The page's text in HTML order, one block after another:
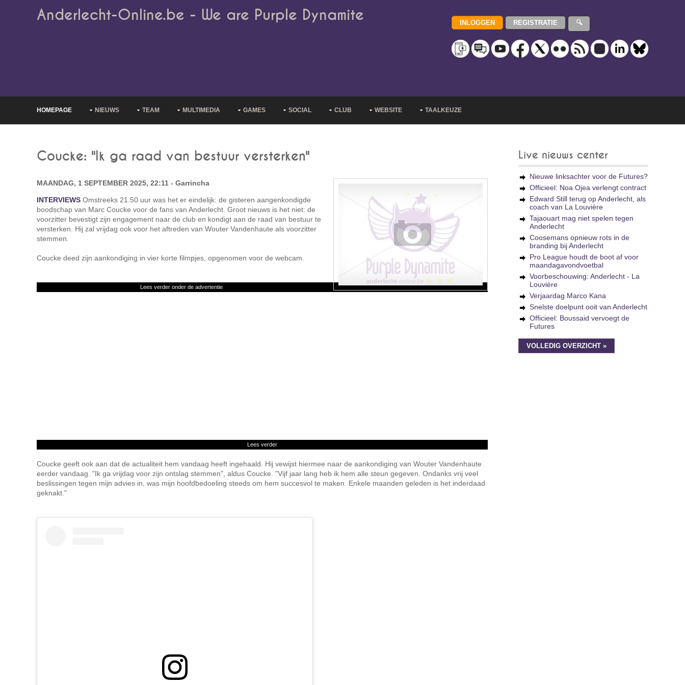
Anderlecht-Online.be - We are Purple Dynamite
HOMEPAGE NIEUWS TEAM MULTIMEDIA GAMES SOCIAL CLUB WEBSITE TAALKEUZE
Coucke: "Ik ga raad van bestuur versterken"
MAANDAG, 1 SEPTEMBER 2025, 22:11 - Garrincha
INTERVIEWS Omstreeks 21.50 uur was het er eindelijk: de gisteren aangenkondigde
boodschap van Marc Coucke voor de fans van Anderlecht. Groot nieuws is het niet: de
voorzitter bevestigt zijn engagement naar de club en kondigt aan de raad van bestuur te
versterken. Hij zal vrijdag ook voor het aftreden van Wouter Vandenhaute als voorzitter
stemmen.
Coucke deed zijn aankondiging in vier korte filmpjes, opgenomen voor de webcam.
Lees verder onder de advertentie
Lees verder
Coucke geeft ook aan dat de actualiteit hem vandaag heeft ingehaald. Hij vewijst hiermee naar de aankondiging van Wouter Vandenhaute
eerder vandaag. "Ik ga vrijdag voor zijn ontslag stemmen", aldus Coucke. "Vijf jaar lang heb ik hem alle steun gegeven. Ondanks vrij veel
beslissingen tegen mijn advies in, was mijn hoofdbedoeling steeds om hem succesvol te maken. Enkele maanden geleden is het inderdaad
geknakt."
Live nieuws center
Nieuwe linksachter voor de Futures?
Officieel: Noa Ojea verlengt contract
Edward Still terug op Anderlecht, als
coach van La Louvière
Tajaouart mag niet spelen tegen
Anderlecht
Coosemans opnieuw rots in de
branding bij Anderlecht
Pro League houdt de boot af voor
maandagavondvoetbal
Voorbeschouwing: Anderlecht - La
Louvière
Verjaardag Marco Kana
Snelste doelpunt ooit van Anderlecht
Officieel: Boussaid vervoegt de
Futures
VOLLEDIG OVERZICHT »